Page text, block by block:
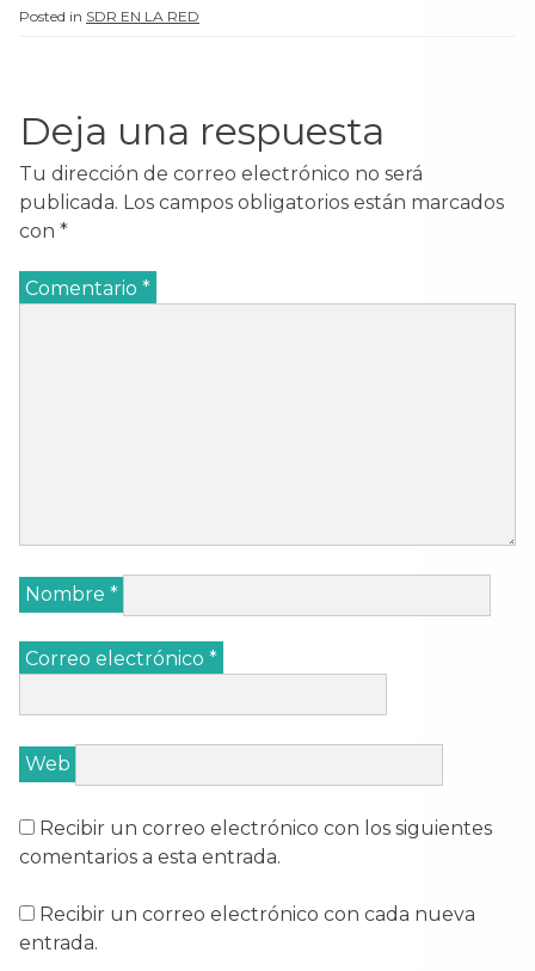
Posted in SDR EN LA RED
Deja una respuesta
Tu dirección de correo electrónico no será
publicada. Los campos obligatorios están marcados
con *
Comentario *
Nombre *
Correo electrónico *
Web
Recibir un correo electrónico con los siguientes
comentarios a esta entrada.
Recibir un correo electrónico con cada nueva
entrada.